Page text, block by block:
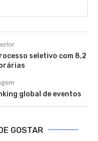
seletivo com 8,2
global de eventos
GOSTAR